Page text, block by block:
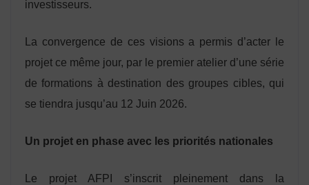
investisseurs.
La convergence de ces visions a permis d’acter le
projet ce même jour, par le premier atelier d’une série
de formations à destination des groupes cibles, qui
se tiendra jusqu’au 12 Juin 2026.
Un projet en phase avec les priorités nationales
Le projet AFPI s’inscrit pleinement dans la